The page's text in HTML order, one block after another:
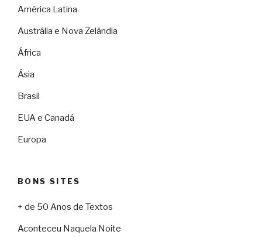
América Latina
Austrália e Nova Zelândia
África
Ásia
Brasil
EUA e Canadá
Europa
BONS SITES
+ de 50 Anos de Textos
Aconteceu Naquela Noite